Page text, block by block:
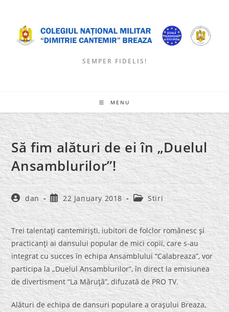
content
SEMPER FIDELIS!
MENU
Să fim alături de ei în „Duelul
Ansamblurilor”!
Post
author:
dan
Post
published:
22 January 2018
Post
category:
Stiri
Trei talentaţi cantemirişti, iubitori de folclor românesc şi
practicanţi ai dansului popular de mici copii, care s-au
integrat cu succes în echipa Ansamblului “Calabreaza”, vor
participa la „Duelul Ansamblurilor”, în direct la emisiunea
de divertisment “La Măruţă”, difuzată de PRO TV.
Alături de echipa de dansuri populare a oraşului Breaza,